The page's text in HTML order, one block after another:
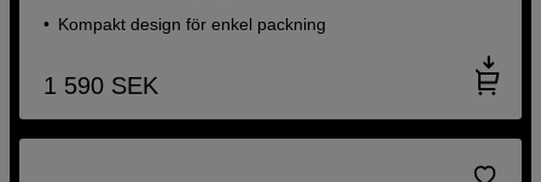
Kompakt design för enkel packning
1 590 SEK